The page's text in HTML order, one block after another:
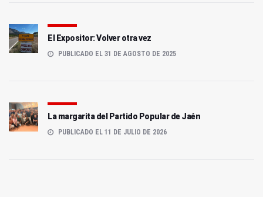
El Expositor: Volver otra vez
PUBLICADO EL 31 DE AGOSTO DE 2025
La margarita del Partido Popular de Jaén
PUBLICADO EL 11 DE JULIO DE 2026